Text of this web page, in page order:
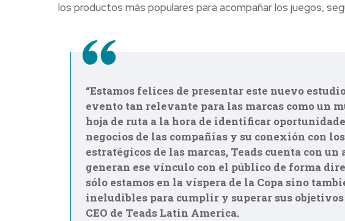
los productos más populares para acompañar los juegos,
“Estamos felices de presentar este nuevo
evento tan relevante para las marcas como un
hoja de ruta a la hora de identificar
negocios de las compañías y su conexión con
estratégicos de las marcas, Teads cuenta con
generan ese vínculo con el público de forma
sólo estamos en la víspera de la Copa sino
ineludibles para cumplir y superar sus
CEO de Teads Latin America.